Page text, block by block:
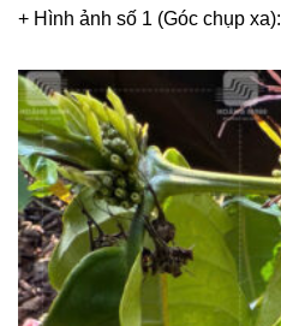
+ Hình ảnh số 1 (Góc chụp xa):